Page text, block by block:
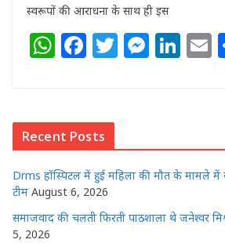
स्वरूपों की आराधना के साथ ही इस
W
s
A
p
p
F
e
b
o
o
k
T
r
M
n
g
r
Li
dI
n
E
Recent Posts
Drms हॉस्पिटल में हुई महिला की मौत के मामले
टीम August 6, 2026
समाजवाद की चलती फिरती पाठशाला थे जनेश्वर
5, 2026